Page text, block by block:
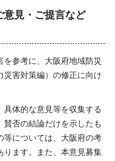
見・ご提言など
参考に、大阪府地域防災
災害対策編）の修正に向け
具体的な意見等を収集する
賛否の結論だけを示したも
等については、大阪府の考
ります。また、本意見募集